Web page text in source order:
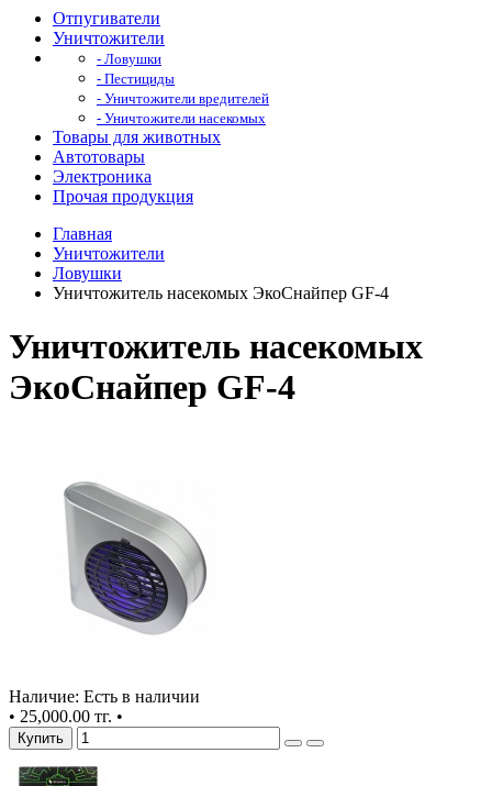
Отпугиватели
Уничтожители
- Ловушки
- Пестициды
- Уничтожители вредителей
- Уничтожители насекомых
Товары для животных
Автотовары
Электроника
Прочая продукция
Главная
Уничтожители
Ловушки
Уничтожитель насекомых ЭкоСнайпер GF-4
Уничтожитель насекомых
ЭкоСнайпер GF-4
Наличие: Есть в наличии
• 25,000.00 тг. •
Купить